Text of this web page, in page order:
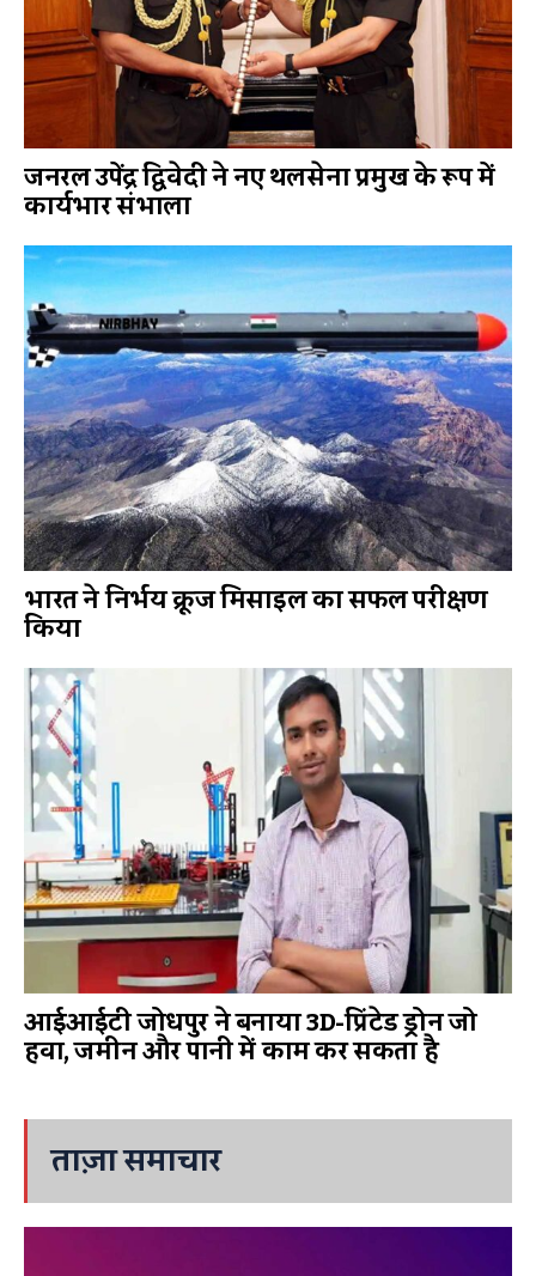
जनरल उपेंद्र द्विवेदी ने नए थलसेना प्रमुख के रूप में
कार्यभार संभाला
भारत ने निर्भय क्रूज मिसाइल का सफल परीक्षण
किया
आईआईटी जोधपुर ने बनाया 3D-प्रिंटेड ड्रोन जो
हवा, जमीन और पानी में काम कर सकता है
ताज़ा समाचार